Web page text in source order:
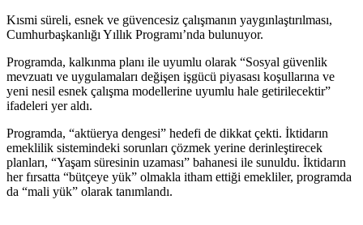
Kısmi süreli, esnek ve güvencesiz çalışmanın yaygınlaştırılması,
Cumhurbaşkanlığı Yıllık Programı’nda bulunuyor.
Programda, kalkınma planı ile uyumlu olarak “Sosyal güvenlik
mevzuatı ve uygulamaları değişen işgücü piyasası koşullarına ve
yeni nesil esnek çalışma modellerine uyumlu hale getirilecektir”
ifadeleri yer aldı.
Programda, “aktüerya dengesi” hedefi de dikkat çekti. İktidarın
emeklilik sistemindeki sorunları çözmek yerine derinleştirecek
planları, “Yaşam süresinin uzaması” bahanesi ile sunuldu. İktidarın
her fırsatta “bütçeye yük” olmakla itham ettiği emekliler, programda
da “mali yük” olarak tanımlandı.